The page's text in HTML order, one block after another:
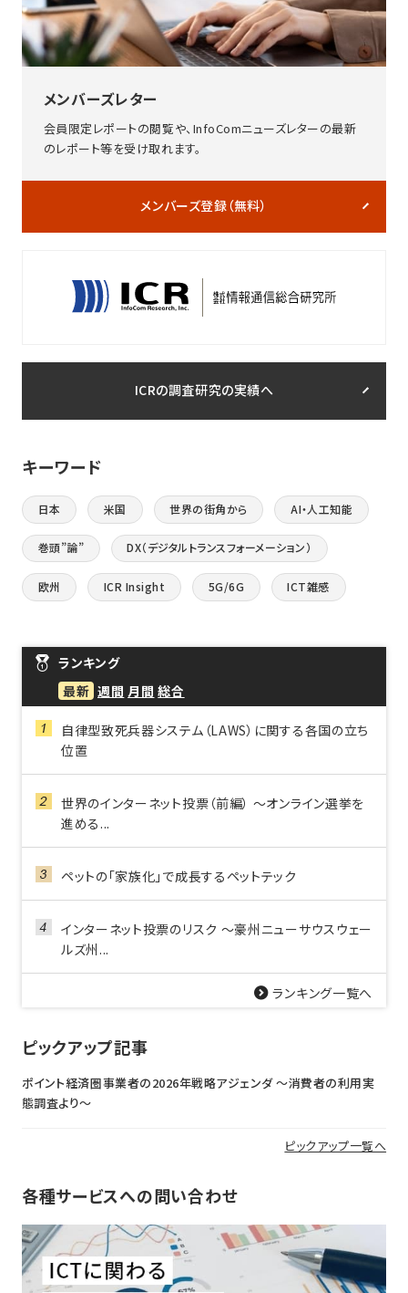
メンバーズレター
会員限定レポートの閲覧や、InfoComニューズレターの最新
のレポート等を受け取れます。
メンバーズ登録（無料）
ICRの調査研究の実績へ
キーワード
日本 米国 世界の街角から AI・人工知能
巻頭”論” DX（デジタルトランスフォーメーション）
欧州 ICR Insight 5G/6G ICT雑感
ランキング
最新 週間 月間 総合
自律型致死兵器システム（LAWS）に関する各国の立ち
位置
世界のインターネット投票（前編） ～オンライン選挙を
進める...
ペットの「家族化」で成長するペットテック
インターネット投票のリスク ～豪州ニューサウスウェー
ルズ州...
ランキング一覧へ
ピックアップ記事
ポイント経済圏事業者の2026年戦略アジェンダ 〜消費者の利用実
態調査より〜
ピックアップ一覧へ
各種サービスへの問い合わせ